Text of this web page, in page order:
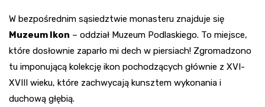
W bezpośrednim sąsiedztwie monasteru znajduje się
Muzeum Ikon – oddział Muzeum Podlaskiego. To miejsce,
które dosłownie zaparło mi dech w piersiach! Zgromadzono
tu imponującą kolekcję ikon pochodzących głównie z XVI-
XVIII wieku, które zachwycają kunsztem wykonania i
duchową głębią.